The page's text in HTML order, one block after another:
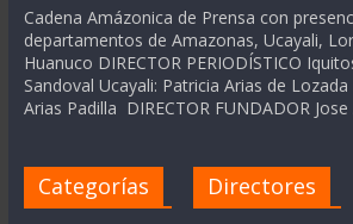
Cadena Amázonica de Prensa con
departamentos de Amazonas, Ucayali,
Huanuco DIRECTOR PERIODÍSTICO
Sandoval Ucayali: Patricia Arias de Lozada
Arias Padilla DIRECTOR FUNDADOR
Categorías Directores